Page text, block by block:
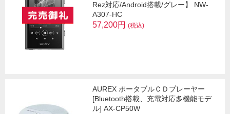
Rez対応/Android搭載/グレー】 NW-
A307-HC
57,200円 (税込)
AUREX ポータブルＣＤプレーヤー
[Bluetooth搭載、充電対応多機能モデ
ル] AX-CP50W